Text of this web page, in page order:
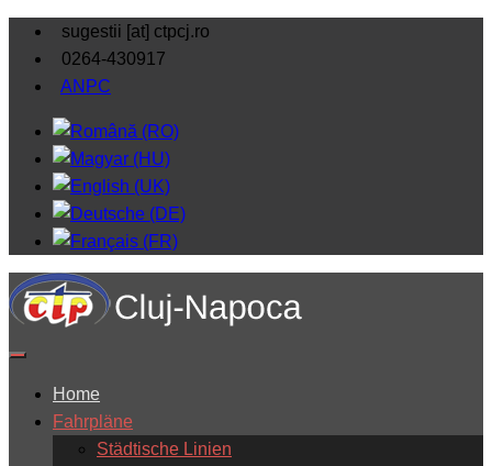
sugestii [at] ctpcj.ro
0264-430917
ANPC
Home
Fahrpläne
Städtische Linien